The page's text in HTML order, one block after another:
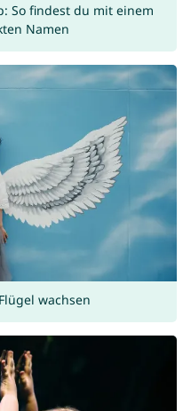
So findest du mit einem
Namen
wachsen